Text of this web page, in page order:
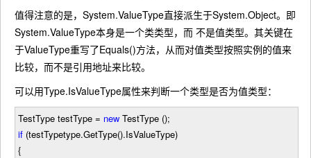
值得注意的是，System.ValueType直接派生于System.Object。即
System.ValueType本身是一个类类型，而 不是值类型。其关键在
于ValueType重写了Equals()方法，从而对值类型按照实例的值来
比较，而不是引用地址来比较。
可以用Type.IsValueType属性来判断一个类型是否为值类型：
TestType testType = new TestType ();
if (testTypetype.GetType().IsValueType)
{